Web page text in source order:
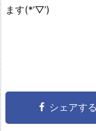
ます(*’▽’)
シェアする